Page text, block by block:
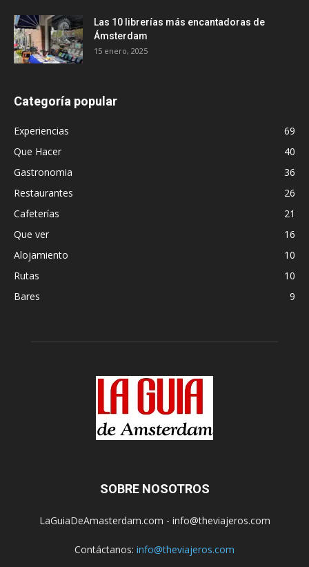
Las 10 librerías más encantadoras de
Ámsterdam
15 enero, 2025
Categoría popular
Experiencias
69
Que Hacer
40
Gastronomia
36
Restaurantes
26
Cafeterías
21
Que ver
16
Alojamiento
10
Rutas
10
Bares
9
SOBRE NOSOTROS
LaGuiaDeAmasterdam.com - info@theviajeros.com
Contáctanos: info@theviajeros.com